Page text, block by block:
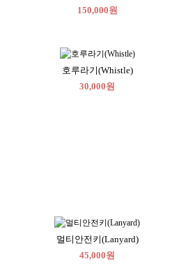
150,000원
호루라기(Whistle)
30,000원
멀티안전키(Lanyard)
45,000원